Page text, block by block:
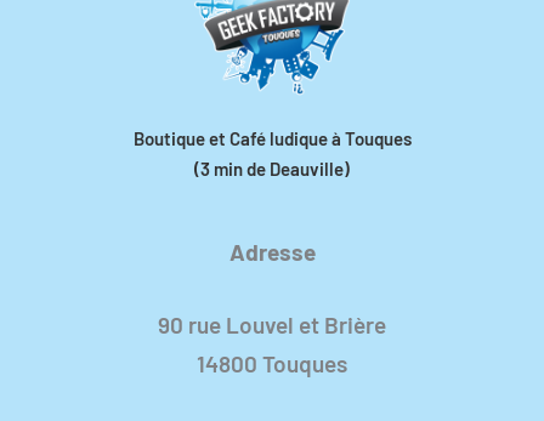
Boutique et Café ludique à Touques
(3 min de Deauville)
Adresse
90 rue Louvel et Brière
14800 Touques